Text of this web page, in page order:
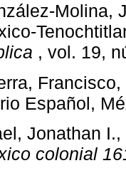
Molina,
, vol. 19,
Francisco,
Español,
Jonathan I.,
colonial